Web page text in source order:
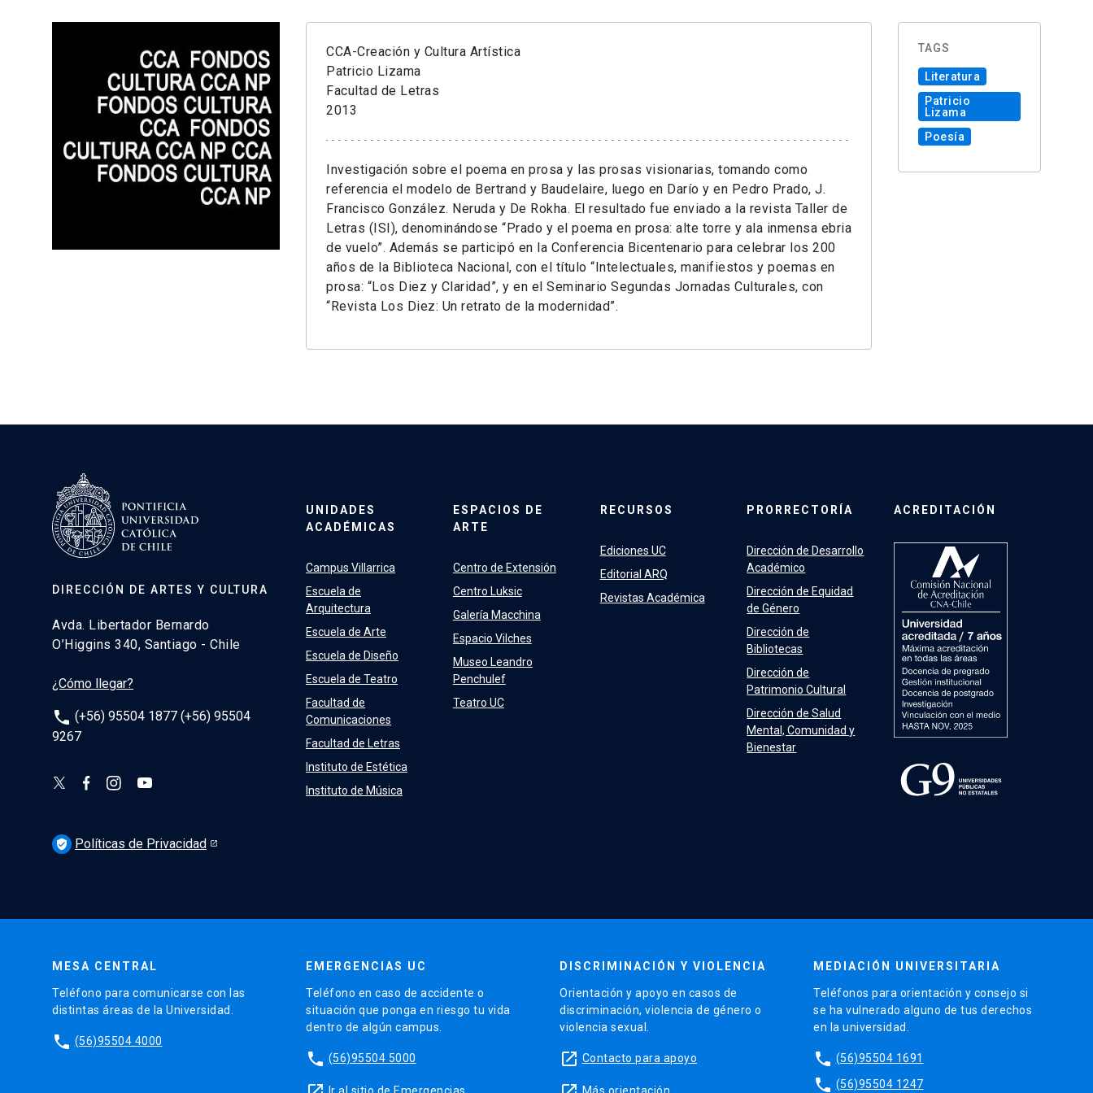
CCA-Creación y Cultura Artística
Patricio Lizama
Facultad de Letras
2013
Investigación sobre el poema en prosa y las prosas visionarias, tomando como
referencia el modelo de Bertrand y Baudelaire, luego en Darío y en Pedro Prado, J.
Francisco González. Neruda y De Rokha. El resultado fue enviado a la revista Taller de
Letras (ISI), denominándose “Prado y el poema en prosa: alte torre y ala inmensa ebria
de vuelo”. Además se participó en la Conferencia Bicentenario para celebrar los 200
años de la Biblioteca Nacional, con el título “Intelectuales, manifiestos y poemas en
prosa: “Los Diez y Claridad”, y en el Seminario Segundas Jornadas Culturales, con
“Revista Los Diez: Un retrato de la modernidad”.
TAGS
Literatura
Patricio
Lizama
Poesía
DIRECCIÓN DE ARTES Y CULTURA
Avda. Libertador Bernardo
O’Higgins 340, Santiago - Chile
¿Cómo llegar?
phone (+56) 95504 1877 (+56) 95504
9267
UNIDADES
ACADÉMICAS
Campus Villarrica
Escuela de
Arquitectura
Escuela de Arte
Escuela de Diseño
Escuela de Teatro
Facultad de
Comunicaciones
Facultad de Letras
Instituto de Estética
Instituto de Música
ESPACIOS DE
ARTE
Centro de Extensión
Centro Luksic
Galería Macchina
Espacio Vilches
Museo Leandro
Penchulef
Teatro UC
RECURSOS
Ediciones UC
Editorial ARQ
Revistas Académica
PRORRECTORÍA
Dirección de Desarrollo
Académico
Dirección de Equidad
de Género
Dirección de
Bibliotecas
Dirección de
Patrimonio Cultural
Dirección de Salud
Mental, Comunidad y
Bienestar
ACREDITACIÓN
verified_user Políticas de Privacidad
MESA CENTRAL
Teléfono para comunicarse con las
distintas áreas de la Universidad.
phone (56)95504 4000
EMERGENCIAS UC
Teléfono en caso de accidente o
situación que ponga en riesgo tu vida
dentro de algún campus.
phone (56)95504 5000
Ir al sitio de Emergencias
DISCRIMINACIÓN Y VIOLENCIA
Orientación y apoyo en casos de
discriminación, violencia de género o
violencia sexual.
launch Contacto para apoyo
Más orientación
MEDIACIÓN UNIVERSITARIA
Teléfonos para orientación y consejo si
se ha vulnerado alguno de tus derechos
en la universidad.
phone (56)95504 1691
phone (56)95504 1247